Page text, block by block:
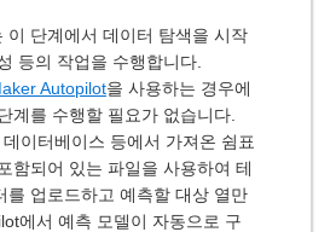
이 단계에서 데이터 탐색을 시작
등의 작업을 수행합니다.
Autopilot을 사용하는 경우에
계를 수행할 필요가 없습니다.
이터베이스 등에서 가져온 쉼표
함되어 있는 파일을 사용하여 테
를 업로드하고 예측할 대상 열만
에서 예측 모델이 자동으로 구